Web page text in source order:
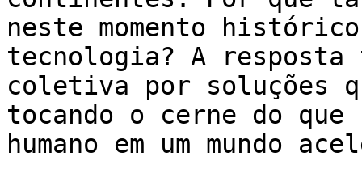
neste momento
tecnologia? A
coletiva por soluções
tocando o cerne do
humano em um mundo